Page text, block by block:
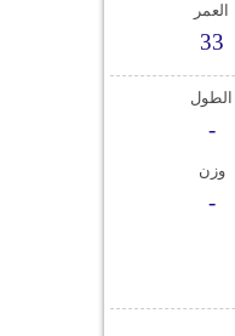
العمر
33
الطول
-
وزن
-